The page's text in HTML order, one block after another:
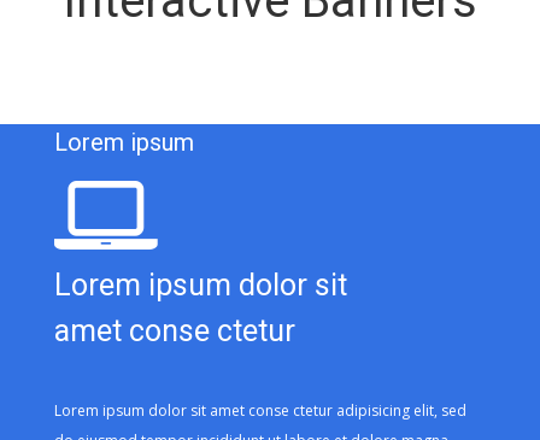
Lorem ipsum
Lorem ipsum dolor sit
amet conse ctetur
Lorem ipsum dolor sit amet conse ctetur adipisicing elit, sed